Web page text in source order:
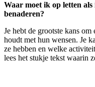
Waar moet ik op letten
benaderen?
Je hebt de grootste kans
houdt met hun wensen. Je
ze hebben en welke
lees het stukje tekst waarin